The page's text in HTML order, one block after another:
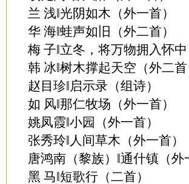
兰 浅‖光阴如木（外一首）
华 海‖蛙声如旧（外二首）
梅 子‖立冬，将万物拥入怀中
韩 冰‖树木撑起天空（外二首
赵目珍‖启示录（组诗）
如 风‖那仁牧场（外一首）
姚凤霞‖小园（外一首）
张秀玲‖人间草木（外一首）
唐鸿南（黎族）‖通什镇（外
黑 马‖短歌行（二首）